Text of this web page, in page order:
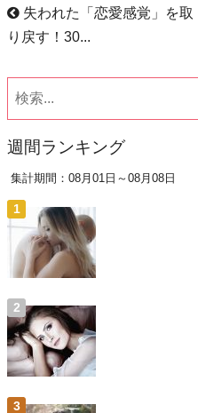
失われた「恋愛感覚」を取
り戻す！30...
週間ランキング
集計期間：08月01日～08月08日